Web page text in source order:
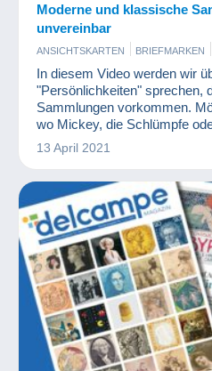
Moderne und klassische
unvereinbar
ANSICHTSKARTEN BRIEFMARKEN
MÜNZEN UND BANKNOTEN
In diesem Video werden wir
"Persönlichkeiten" sprechen,
Sammlungen vorkommen.
wo Mickey, die Schlümpfe
überall finden lassen? Sehen
13 April 2021